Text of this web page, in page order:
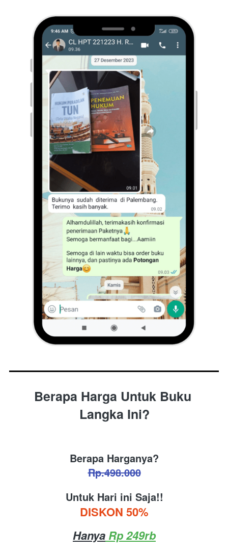
Berapa Harga Untuk Buku
Langka Ini?
Berapa Harganya?
Rp.498.000
Untuk Hari ini Saja!!
DISKON 50%
Hanya Rp 249rb